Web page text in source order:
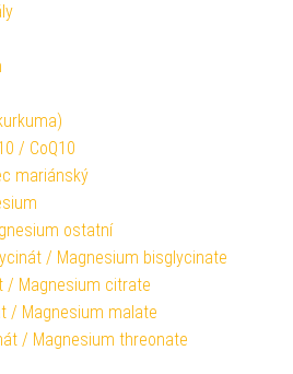
/ CoQ10
mariánský
ostatní
/ Magnesium bisglycinate
/ Magnesium citrate
/ Magnesium malate
/ Magnesium threonate